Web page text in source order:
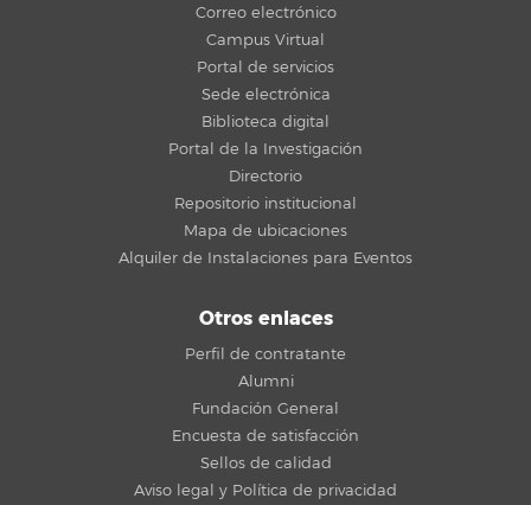
Correo electrónico
Campus Virtual
Portal de servicios
Sede electrónica
Biblioteca digital
Portal de la Investigación
Directorio
Repositorio institucional
Mapa de ubicaciones
Alquiler de Instalaciones para Eventos
Otros enlaces
Perfil de contratante
Alumni
Fundación General
Encuesta de satisfacción
Sellos de calidad
Aviso legal y Política de privacidad